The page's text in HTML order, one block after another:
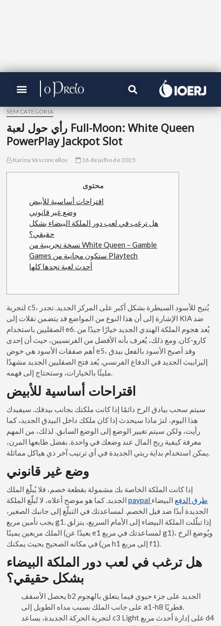
SEM CATEGORIA
رأي حول لعبة Full-Moon: White Queen
PowerPlay Jackpot Slot
Karina Vasconcellos 16 de julho de 2025
محتوى
اقتراحات أساسية للأبيض
وضع غير قانوني
هل ترغب في لعب دور الملكة البيضاء بشكل
حقيقي؟
نسخة تجريبية من White Queen – Gamble
Games ستكون مجانية من Playtech
أحدث لعبة تجدها كلها
لتجربة c5، يُتيح للأسود السيطرة بشكل أكبر على المركز الجديد. تجدر
الإشارة إلى أن هذا النوع من المواضع قد يتضمن نقلات إلى KIA ضد
الصقليين باستخدام e6. يُعد هجوم الملكة الهندي الجديد خيارًا جيدًا من
كارو-كان. ومع ذلك، يُعرف بأنه الأفضل من الفرنسيين، حيث أن إحدى
أهم صفقات الأسود هي خوض e5، وقد أصبح الأسود بالفعل بيدق
إليزابيث الجديد في الدفاع الفرنسي. يُعد فتح الصقليين الجديد مشهدًا
اقتراحات أساسية للأبيض
سيتم سحب بيادق الرخ دائمًا إذا كانت ملكتك بجانب بيدقك. سيفيدك
هذا اليوم، لنرَ ماذا سيحدث إذا كان ملكك داخل البيدق الجديد، كما
رأيت، ولكن سيتم تغيير الوضع إلى الوضع السابق. لذلك، من المهم
معرفة كيفية ربح المال عند وضعك في واحدة. بفضل طابعها المرن،
وضع غير قانوني
إذا كانت الملكة الخاصة بك مشمولة بقطعة خصم، فلا يُبلّغ الملك
الجديد. كما هو موضح أعلاه، لا تُبلّغ الملكة
paypal طرق الدفع البيضاء
الجديدة أبدًا ضد فيل الخصم. لمساعدتك في التبلّغ إلى جانبك الصغير،
يجب تأمين مربع g1. إذا تبلّلت الملكة البيضاء إلى الأمام السريع، ينزلق
الملك مربعين يمينًا (بعيدًا عن e1 لمساعدتك في مربع g1)، ويُوضع الرخ
في مكانه الصحيح بحيث يمكنك (من h1 إلى مربع f1).
هل ترغب في لعب دور الملكة البيضاء
بشكل حقيقي؟
يحصل الأسقف b2 الجديد على جزء حيوي فيما يتعلق بالهجوم
لتجربة الحركة الجديدة، يساعد c3 Light على إدارة أحدث مربع d4